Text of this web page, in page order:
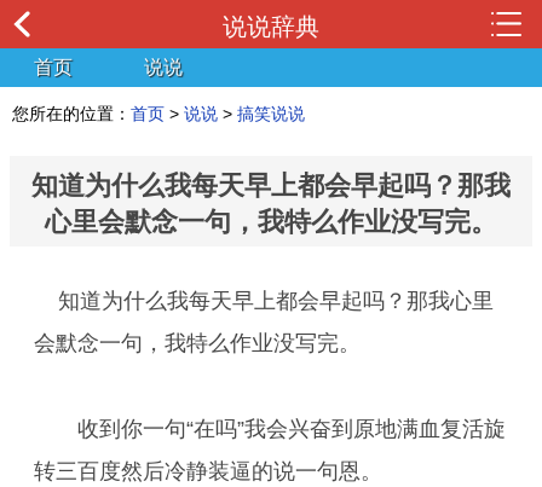
说说辞典
首页 说说
您所在的位置： 首页 > 说说 > 搞笑说说
知道为什么我每天早上都会早起吗？那我
心里会默念一句，我特么作业没写完。
知道为什么我每天早上都会早起吗？那我心里
会默念一句，我特么作业没写完。
收到你一句“在吗”我会兴奋到原地满血复活旋
转三百度然后冷静装逼的说一句恩。